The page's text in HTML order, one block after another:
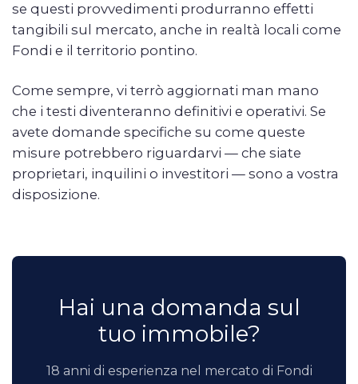
se questi provvedimenti produrranno effetti
tangibili sul mercato, anche in realtà locali come
Fondi e il territorio pontino.
Come sempre, vi terrò aggiornati man mano
che i testi diventeranno definitivi e operativi. Se
avete domande specifiche su come queste
misure potrebbero riguardarvi — che siate
proprietari, inquilini o investitori — sono a vostra
disposizione.
Hai una domanda sul
tuo immobile?
18 anni di esperienza nel mercato di Fondi